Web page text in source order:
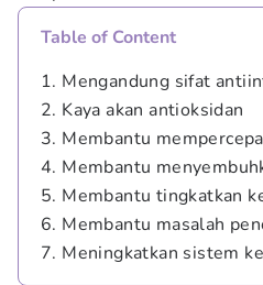
Table of Content
1. Mengandung sifat
2. Kaya akan antioksidan
3. Membantu
4. Membantu
5. Membantu tingkatkan
6. Membantu masalah
7. Meningkatkan sistem